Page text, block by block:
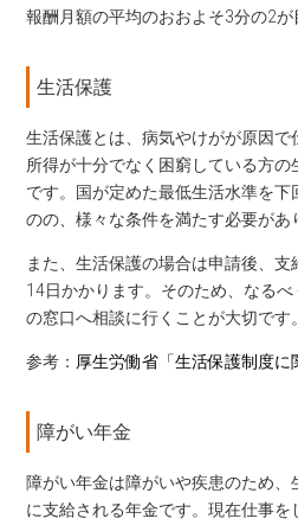
報酬月額の平均のおおよそ3分の2が
生活保護
生活保護とは、病気やけがが原因で
所得が十分でなく困窮している方
です。国が定めた最低生活水準を下
のの、様々な条件を満たす必要があ
また、生活保護の場合は申請後、
14日かかります。そのため、なる
の窓口へ相談に行くことが大切です。
参考： 厚生労働省「生活保護制度に
障がい年金
障がい年金は障がいや疾患のため
に支給される年金です。現在仕事